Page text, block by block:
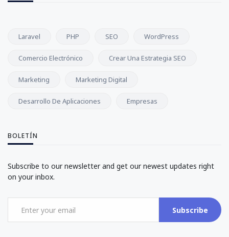
Laravel PHP SEO WordPress
Comercio Electrónico Crear Una Estrategia SEO
Marketing Marketing Digital
Desarrollo De Aplicaciones Empresas
BOLETÍN
Subscribe to our newsletter and get our newest updates right
on your inbox.
Subscribe